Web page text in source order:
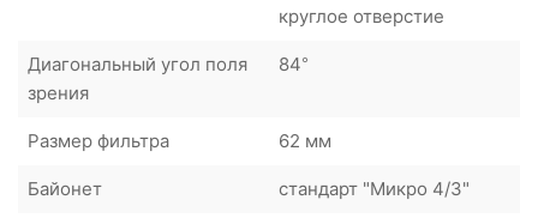
круглое отверстие
Диагональный угол поля
зрения
84°
Размер фильтра 62 мм
Байонет стандарт "Микро 4/3"